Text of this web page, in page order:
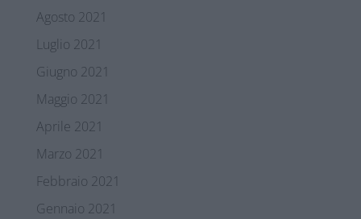
Agosto 2021
Luglio 2021
Giugno 2021
Maggio 2021
Aprile 2021
Marzo 2021
Febbraio 2021
Gennaio 2021